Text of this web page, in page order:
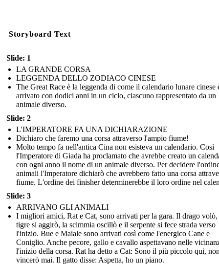
Storyboard Text
Slide: 1
LA GRANDE CORSA
LEGGENDA DELLO ZODIACO CINESE
The Great Race è la leggenda di come il calendario lunare cinese
arrivato con dodici anni in un ciclo, ciascuno rappresentato da un
animale diverso.
Slide: 2
L'IMPERATORE FA UNA DICHIARAZIONE
Dichiaro che faremo una corsa attraverso l'ampio fiume!
Molto tempo fa nell'antica Cina non esisteva un calendario. Così
l'Imperatore di Giada ha proclamato che avrebbe creato un
con ogni anno il nome di un animale diverso. Per decidere
animali l'Imperatore dichiarò che avrebbero fatto una corsa
fiume. L'ordine dei finisher determinerebbe il loro ordine nel
Slide: 3
ARRIVANO GLI ANIMALI
I migliori amici, Rat e Cat, sono arrivati per la gara. Il drago volò,
tigre si aggirò, la scimmia oscillò e il serpente si fece strada verso
l'inizio. Bue e Maiale sono arrivati così come l'energico Cane e
Coniglio. Anche pecore, gallo e cavallo aspettavano nelle
l'inizio della corsa. Rat ha detto a Cat: Sono il più piccolo qui,
vincerò mai. Il gatto disse: Aspetta, ho un piano.